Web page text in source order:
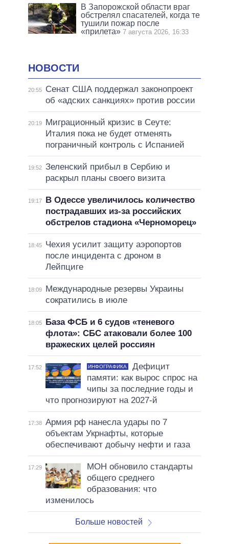
В Запорожской области враг
обстрелял спасателей, когда те
тушили пожар после
«прилета» 7 августа 2026, 16:33
НОВОСТИ
20:55
Сенат США поддержал законопроект
об «адских санкциях» против россии
20:19
Миграционный кризис в Сеуте:
Италия пока не будет отменять
пограничный контроль с Испанией
19:52 Зеленский прибыл в Сербию и
раскрыл планы своего визита
19:17
В Одессе увеличилось количество
пострадавших из-за российских
обстрелов стадиона «Черноморец»
18:45
Чехия усилит защиту аэропортов
после инцидента с дроном в
Лейпциге
18:09
Международные резервы Украины
сократились в июле
18:05
База ФСБ и 6 судов «теневого
флота»: СБС атаковали более 100
вражеских целей россиян
17:52 ИНФОГРАФИКА
Дефицит
памяти: как вырос спрос на
чипы за последние годы и
что прогнозируют на 2027-й
17:38 Армия рф нанесла удары по 7
объектам Укрнафты, которые
обеспечивают добычу нефти и газа
17:29
МОН обновило стандарты
общего среднего
образования: что
изменилось
Больше новостей